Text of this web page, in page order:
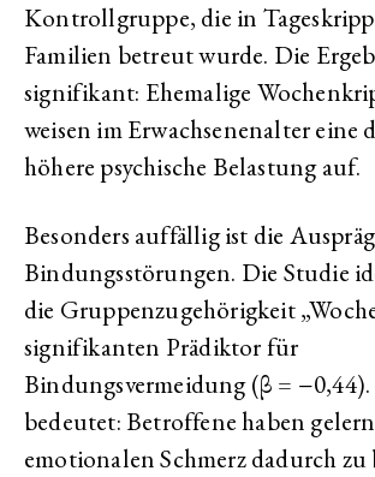
Kontrollgruppe, die in
Familien betreut wurde. Die
signifikant: Ehemalige
weisen im Erwachsenenalter eine
höhere psychische Belastung auf.
Besonders auffällig ist die
Bindungsstörungen. Die Studie
die Gruppenzugehörigkeit
signifikanten Prädiktor für
Bindungsvermeidung (β = −0,44).
bedeutet: Betroffene haben
emotionalen Schmerz dadurch zu